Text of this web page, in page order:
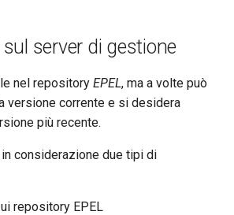
server di gestione
nel repository EPEL, ma a volte può
versione corrente e si desidera
più recente.
considerazione due tipi di
repository EPEL